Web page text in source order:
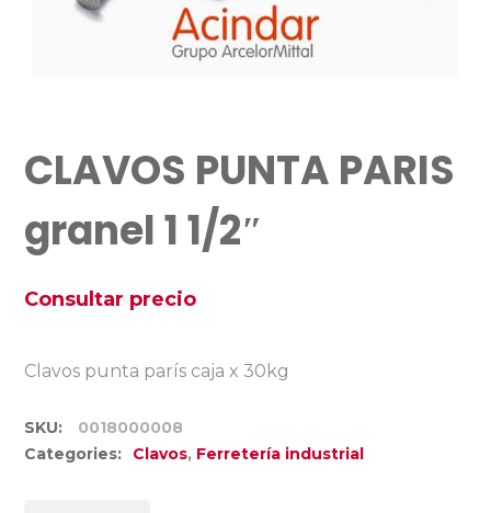
CLAVOS PUNTA PARIS
granel 1 1/2″
Consultar precio
Clavos punta parís caja x 30kg
SKU:
0018000008
Categories:
Clavos, Ferretería industrial